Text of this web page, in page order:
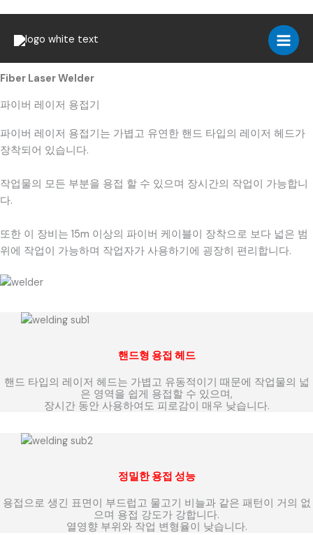
로
너
기
Fiber Laser Welder
파이버 레이저 용접기
파이버 레이저 용접기는 가볍고 유연한 핸드 타입의 레이저 헤드가
장착되어 있습니다.
작업물의 모든 부분을 용접 할 수 있으며 장시간의 작업이 가능합니
다.
또한 이 장비는 15m 이상의 파이버 케이블이 장착으로 보다 넓은 범
위에 작업이 가능하며 작업자가 사용하기에 굉장히 편리합니다.
핸드형 용접 헤드
핸드 타입의 레이저 헤드는 가볍고 유동적이기 때문에 작업물의 넓
은 영역을 쉽게 용접할 수 있으며,
장시간 동안 사용하여도 피로감이 매우 낮습니다.
정밀한 용접 성능
용접으로 생긴 표면이 부드럽고 물고기 비늘과 같은 패턴이 거의 없
으며 용접 강도가 강합니다.
열영향 부위와 작업 변형율이 낮습니다.